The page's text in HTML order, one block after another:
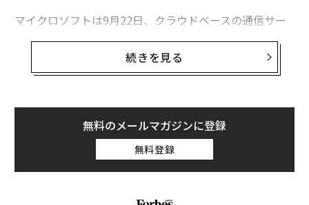
マイクロソフトは9月22日、クラウドベースの通信サー
ビス「Azure Communication Services」の立ち上げを
宣言した。このプラットフォームは、開発者がビデオ会
議やチャットを組み合わせ、独自のウェブ会議アプリを
ュニケーション手段である電話にも対応する。
Twilioは、2016年にIPOを果たし時価総額340億ドル
（約3.6兆円）に成長したが、マイクロソフトは同社を打
ち破ろうとしている。
続きを見る
無料のメールマガジンに登録
無料登録